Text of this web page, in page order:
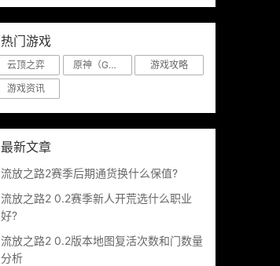
热门游戏
云顶之弈 原神（Genshin Impact）
游戏攻略
游戏资讯
最新文章
流放之路2赛季后期通货换什么保值?
流放之路2 0.2赛季新人开荒选什么职业
好?
流放之路2 0.2版本地图复活次数和门数量
分析